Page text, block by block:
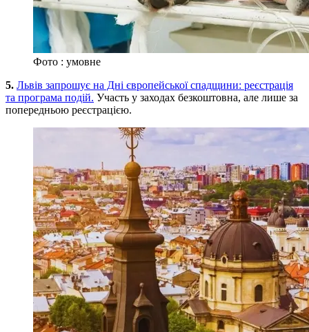
Фото : умовне
5. Львів запрошує на Дні європейської спадщини: реєстрація
та програма подій. Участь у заходах безкоштовна, але лише за
попередньою реєстрацією.